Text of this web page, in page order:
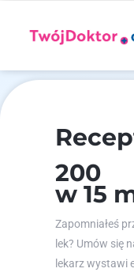
200
w 15
Zapomniałeś
lek? Umów się
lekarz wystawi